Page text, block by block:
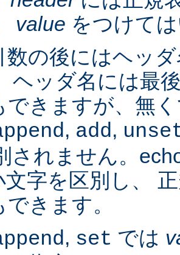
value をつけて
数の後にはヘッ
ヘッダ名には最
できますが、無
, add,
されません。
文字を区別し、
きます。
, set では